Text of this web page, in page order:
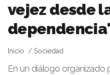
vejez desde
Inicio Sociedad
En un diálogo organizado